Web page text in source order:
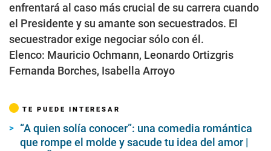
enfrentará al caso más crucial de su carrera cuando
el Presidente y su amante son secuestrados. El
secuestrador exige negociar sólo con él.
Elenco: Mauricio Ochmann, Leonardo Ortizgris
Fernanda Borches, Isabella Arroyo
TE PUEDE INTERESAR
“A quien solía conocer”: una comedia romántica
que rompe el molde y sacude tu idea del amor |